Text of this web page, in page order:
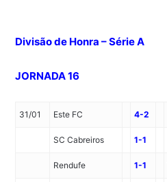
Divisão de Honra – Série A
JORNADA 16
31/01 Este FC 4-2
SC Cabreiros 1-1
Rendufe 1-1